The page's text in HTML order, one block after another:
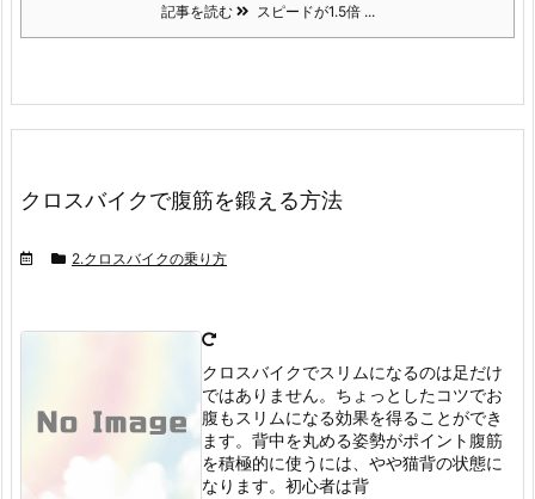
記事を読む スピードが1.5倍 ...
クロスバイクで腹筋を鍛える方法
2.クロスバイクの乗り方
クロスバイクでスリムになるのは足だけ
ではありません。 ちょっとしたコツでお
腹もスリムになる効果を得ることができ
ます。 背中を丸める姿勢がポイント 腹筋
を積極的に使うには、やや猫背の状態に
なります。 初心者は背